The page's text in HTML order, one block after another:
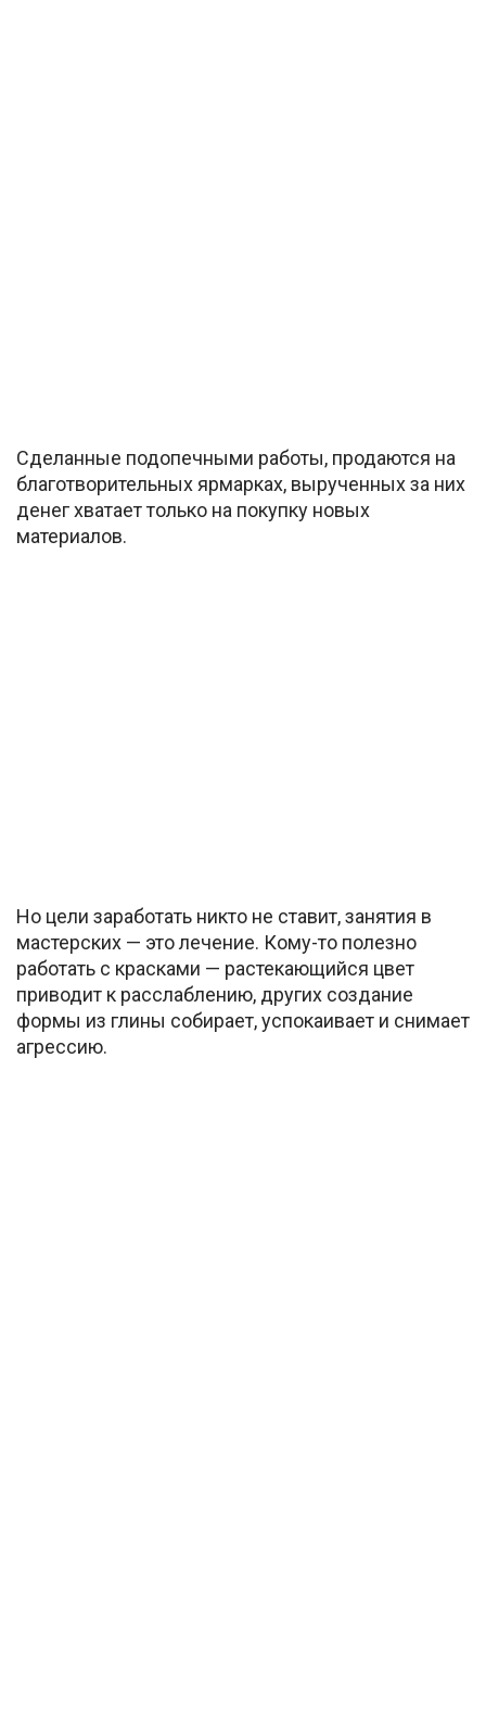
Сделанные подопечными работы, продаются на
благотворительных ярмарках, вырученных за них
денег хватает только на покупку новых
материалов.
Но цели заработать никто не ставит, занятия в
мастерских — это лечение. Кому-то полезно
работать с красками — растекающийся цвет
приводит к расслаблению, других создание
формы из глины собирает, успокаивает и снимает
агрессию.